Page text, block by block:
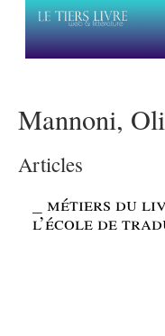
Mannoni,
Articles
_métiers du
l’école de